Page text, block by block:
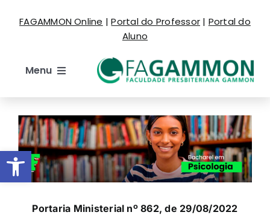
Barra de Ferramentas Aberta
paraFAGAMMON Online |Portal do Professor | Portal do
Aluno
Menu
Cursos
Estude Aqui
Portaria Ministerial nº 862, de 29/08/2022